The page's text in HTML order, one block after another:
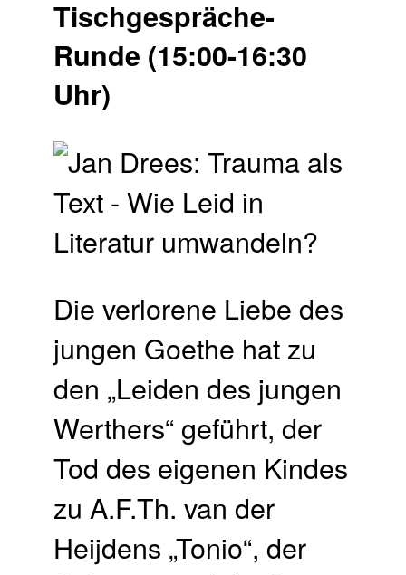
Tischgespräche-
Runde (15:00-16:30
Uhr)
Die verlorene Liebe des
jungen Goethe hat zu
den „Leiden des jungen
Werthers“ geführt, der
Tod des eigenen Kindes
zu A.F.Th. van der
Heijdens „Tonio“, der